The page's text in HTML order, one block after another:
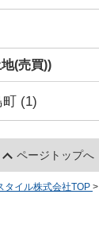
(売買))
町 (1)
ページトップへ
タイル株式会社TOP >